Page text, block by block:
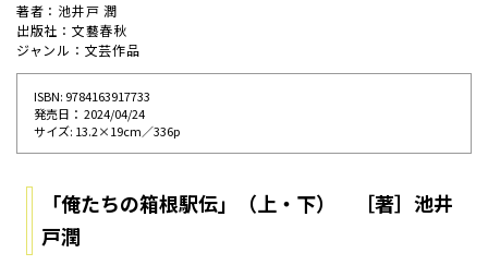
著者：池井戸 潤
出版社：文藝春秋
ジャンル：文芸作品
ISBN: 9784163917733
発売⽇： 2024/04/24
サイズ: 13.2×19cm／336p
「俺たちの箱根駅伝」（上・下） ［著］池井
戸潤